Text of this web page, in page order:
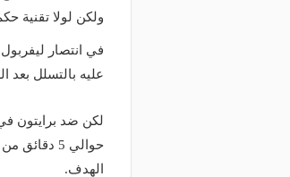
ولكن لولا تقنية
في انتصار
عليه بالتسلل بعد
حوالي 5
الهدف.